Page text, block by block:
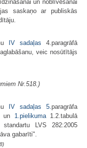
un noblīvēšanai
saskaņo ar publiskās
IV sadaļas 4.paragrāfā
veic nosūtītājs
Nr.518.)
IV sadaļas 5.paragrāfa
un 1.pielikuma1.2.tabulā
LVS 282:2005
gabarīti".